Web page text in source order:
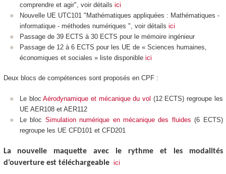
comprendre et agir", voir détails ici
Nouvelle UE UTC101 "Mathématiques appliquées : Mathématiques -
informatique - méthodes numériques ", voir détails ici
Passage de 39 ECTS à 30 ECTS pour le mémoire ingénieur
Passage de 12 à 6 ECTS pour les UE de « Sciences humaines,
économiques et sociales » liste disponible ici
Deux blocs de compétences sont proposés en CPF:
Le blocAérodynamique et mécanique du vol (12 ECTS) regroupe les
UE AER108 et AER112
Le bloc Simulation numérique en mécanique des fluides (6 ECTS)
regroupe les UE CFD101 et CFD201
La nouvelle maquette avec le rythme et les modalités
d’ouverture est téléchargeable ici